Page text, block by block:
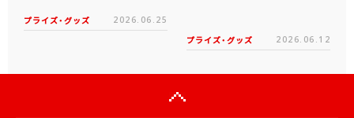
プライズ・グッズ 2026.06.25
プライズ・グッズ 2026.06.12